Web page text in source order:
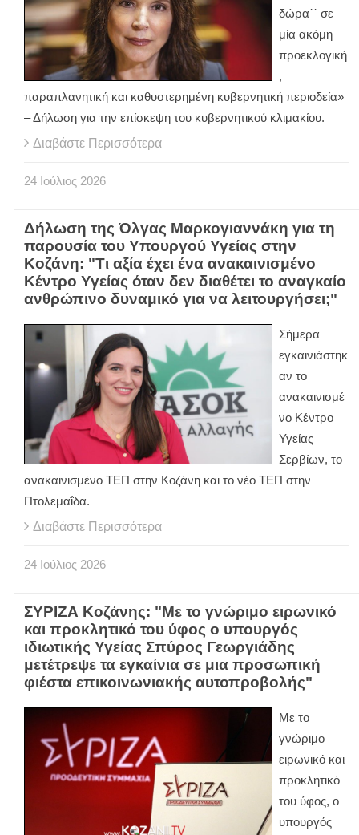
δώρα΄΄ σε
μία ακόμη
προεκλογική
,
παραπλανητική και καθυστερημένη κυβερνητική περιοδεία»
– Δήλωση για την επίσκεψη του κυβερνητικού κλιμακίου.
Διαβάστε Περισσότερα
24 Ιούλιος 2026
Δήλωση της Όλγας Μαρκογιαννάκη για τη
παρουσία του Υπουργού Υγείας στην
Κοζάνη: "Τι αξία έχει ένα ανακαινισμένο
Κέντρο Υγείας όταν δεν διαθέτει το αναγκαίο
ανθρώπινο δυναμικό για να λειτουργήσει;"
Σήμερα
εγκαινιάστηκ
αν το
ανακαινισμέ
νο Κέντρο
Υγείας
Σερβίων, το
ανακαινισμένο ΤΕΠ στην Κοζάνη και το νέο ΤΕΠ στην
Πτολεμαΐδα.
Διαβάστε Περισσότερα
24 Ιούλιος 2026
ΣΥΡΙΖΑ Κοζάνης: "Με το γνώριμο ειρωνικό
και προκλητικό του ύφος ο υπουργός
ιδιωτικής Υγείας Σπύρος Γεωργιάδης
μετέτρεψε τα εγκαίνια σε μια προσωπική
φιέστα επικοινωνιακής αυτοπροβολής"
Με το
γνώριμο
ειρωνικό και
προκλητικό
του ύφος, ο
υπουργός